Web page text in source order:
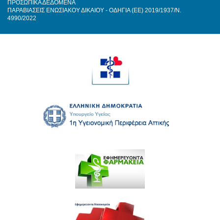
ΠΡΟΣΩΠΙΚΑ ΔΕΔΟΜΕΝΑ
ΠΑΡΑΒΙΑΣΕΙΣ ΕΝΩΣΙΑΚΟΥ ΔΙΚΑΙΟΥ - ΟΔΗΓΙΑ (ΕΕ) 2019/1937/Ν.
4990/2022